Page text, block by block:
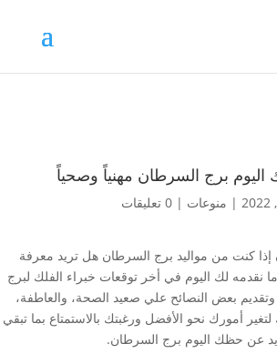
اليوم برج السرطان مهنياً وصحياً
| منوعات | 0 تعليقات
كنت من مواليد برج السرطان هل تريد معرفة
نقدمه لك اليوم في أخر توقعات خبراء الفلك لبرج
بعض النصائح علي صعيد الصحة، والعاطفة،
أمورك نحو الأفضل ورغبتك بالاستمتاع بما تبقي
عن حظك اليوم برج السرطان.